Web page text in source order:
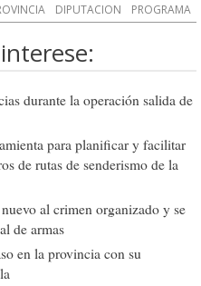
DIPUTACION PROGRAMA
durante la operación salida de
para planificar y facilitar
de rutas de senderismo de la
al crimen organizado y se
de armas
en la provincia con su